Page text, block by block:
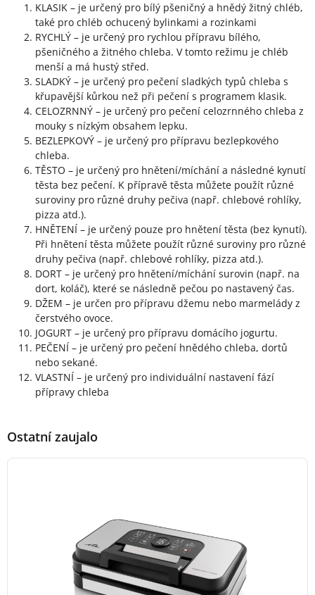
KLASIK – je určený pro bílý pšeničný a hnědý žitný chléb,
také pro chléb ochucený bylinkami a rozinkami
RYCHLÝ – je určený pro rychlou přípravu bílého,
pšeničného a žitného chleba. V tomto režimu je chléb
menší a má hustý střed.
SLADKÝ – je určený pro pečení sladkých typů chleba s
křupavější kůrkou než při pečení s programem klasik.
CELOZRNNÝ – je určený pro pečení celozrnného chleba z
mouky s nízkým obsahem lepku.
BEZLEPKOVÝ – je určený pro přípravu bezlepkového
chleba.
TĚSTO – je určený pro hnětení/míchání a následné kynutí
těsta bez pečení. K přípravě těsta můžete použít různé
suroviny pro různé druhy pečiva (např. chlebové rohlíky,
pizza atd.).
HNĚTENÍ – je určený pouze pro hnětení těsta (bez kynutí).
Při hnětení těsta můžete použít různé suroviny pro různé
druhy pečiva (např. chlebové rohlíky, pizza atd.).
DORT – je určený pro hnětení/míchání surovin (např. na
dort, koláč), které se následně pečou po nastavený čas.
DŽEM – je určen pro přípravu džemu nebo marmelády z
čerstvého ovoce.
JOGURT – je určený pro přípravu domácího jogurtu.
PEČENÍ – je určený pro pečení hnědého chleba, dortů
nebo sekané.
VLASTNÍ – je určený pro individuální nastavení fází
přípravy chleba
Ostatní zaujalo